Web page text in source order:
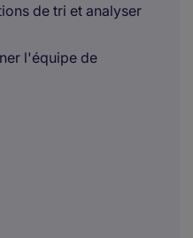
de tri et analyser
l'équipe de